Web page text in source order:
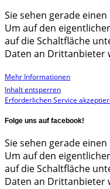
Sie sehen gerade
Um auf den
auf die Schaltfläche
Daten an Drittanbieter
Mehr Informationen
Inhalt entsperren
Erforderlichen Service
Folge uns auf facebook!
Sie sehen gerade
Um auf den
auf die Schaltfläche
Daten an Drittanbieter